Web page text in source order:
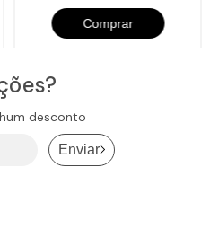
Comprar
desconto
Enviar